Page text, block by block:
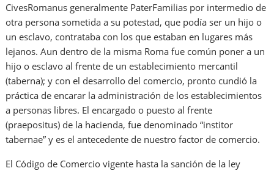
CivesRomanus generalmente PaterFamilias por intermedio de
otra persona sometida a su potestad, que podía ser un hijo o
un esclavo, contrataba con los que estaban en lugares más
lejanos. Aun dentro de la misma Roma fue común poner a un
hijo o esclavo al frente de un establecimiento mercantil
(taberna); y con el desarrollo del comercio, pronto cundió la
práctica de encarar la administración de los establecimientos
a personas libres. El encargado o puesto al frente
(praepositus) de la hacienda, fue denominado “institor
tabernae” y es el antecedente de nuestro factor de comercio.
El Código de Comercio vigente hasta la sanción de la ley